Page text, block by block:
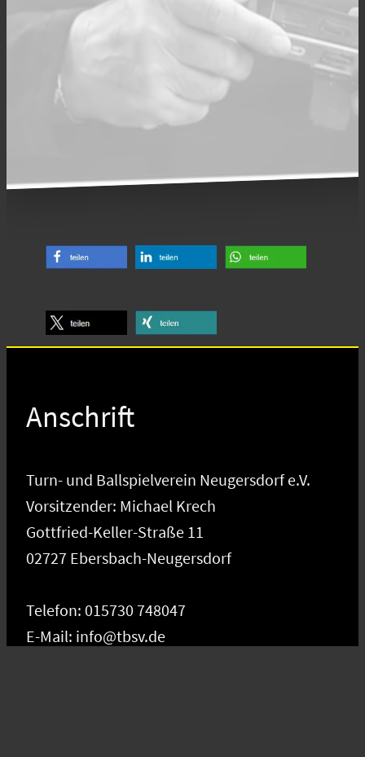
Anschrift
Turn- und Ballspielverein Neugersdorf e.V.
Vorsitzender: Michael Krech
Gottfried-Keller-Straße 11
02727 Ebersbach-Neugersdorf
Telefon: 015730 748047
E-Mail: info@tbsv.de